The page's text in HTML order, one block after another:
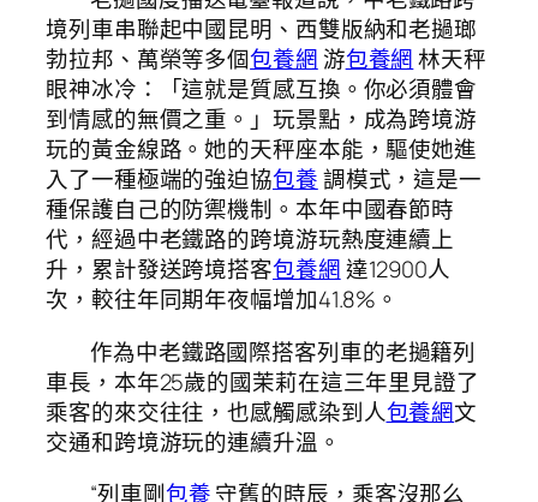
境列車串聯起中國昆明、西雙版納和老撾瑯
勃拉邦、萬榮等多個包養網 游包養網林天秤
眼神冰冷：「這就是質感互換。你必須體會
到情感的無價之重。」玩景點，成為跨境游
玩的黃金線路。她的天秤座本能，驅使她進
入了一種極端的強迫協包養調模式，這是一
種保護自己的防禦機制。本年中國春節時
代，經過中老鐵路的跨境游玩熱度連續上
升，累計發送跨境搭客包養網達12900人
次，較往年同期年夜幅增加41.8%。
作為中老鐵路國際搭客列車的老撾籍列
車長，本年25歲的國茉莉在這三年里見證了
乘客的來交往往，也感觸感染到人包養網文
交通和跨境游玩的連續升溫。
“列車剛包養守舊的時辰，乘客沒那么